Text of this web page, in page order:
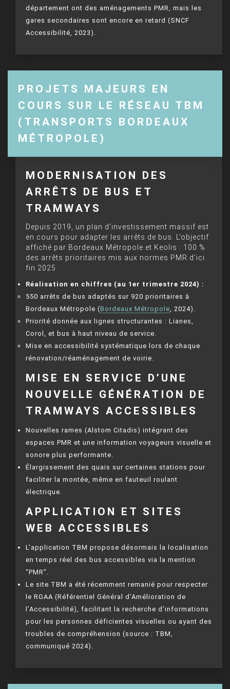
département ont des aménagements PMR, mais les
gares secondaires sont encore en retard (SNCF
Accessibilité, 2023).
PROJETS MAJEURS EN
COURS SUR LE RÉSEAU TBM
(TRANSPORTS BORDEAUX
MÉTROPOLE)
MODERNISATION DES
ARRÊTS DE BUS ET
TRAMWAYS
Depuis 2019, un plan d’investissement massif est
en cours pour adapter les arrêts de bus. L’objectif
affiché par Bordeaux Métropole et Keolis : 100 %
des arrêts prioritaires mis aux normes PMR d’ici
fin 2025.
Réalisation en chiffres (au 1er trimestre 2024) :
550 arrêts de bus adaptés sur 920 prioritaires à
Bordeaux Métropole (Bordeaux Métropole , 2024).
Priorité donnée aux lignes structurantes : Lianes,
Corol, et bus à haut niveau de service.
Mise en accessibilité systématique lors de chaque
rénovation/réaménagement de voirie.
MISE EN SERVICE D’UNE
NOUVELLE GÉNÉRATION DE
TRAMWAYS ACCESSIBLES
Nouvelles rames (Alstom Citadis) intégrant des
espaces PMR et une information voyageurs visuelle et
sonore plus performante.
Élargissement des quais sur certaines stations pour
faciliter la montée, même en fauteuil roulant
électrique.
APPLICATION ET SITES
WEB ACCESSIBLES
L’application TBM propose désormais la localisation
en temps réel des bus accessibles via la mention
“PMR”.
Le site TBM a été récemment remanié pour respecter
le RGAA (Référentiel Général d’Amélioration de
l’Accessibilité), facilitant la recherche d’informations
pour les personnes déficientes visuelles ou ayant des
troubles de compréhension (source : TBM,
communiqué 2024).